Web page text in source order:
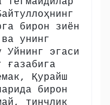
бирон зиён
унинг
Уйнинг эгаси
ғазабига
Қурайш
бирон
тинчлик